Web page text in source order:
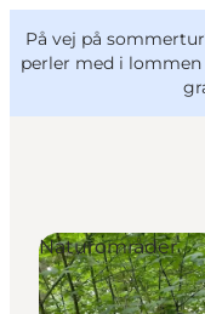
På vej på
perler med i lommen
Oplevelser
Outdoor
VisitFyn
Deutsch
Naturområder